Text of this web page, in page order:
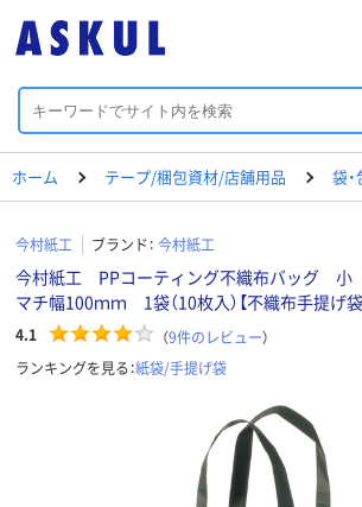
ホーム テープ/梱包資材/店舗用品 袋
今村紙工 ブランド： 今村紙工
今村紙工 PPコーティング不織布バッグ
マチ幅100ｍｍ 1袋（10枚入）【不織布手提げ袋
4.1 （9件のレビュー）
ランキングを見る：紙袋/手提げ袋